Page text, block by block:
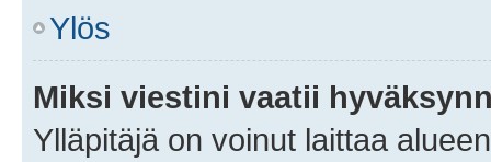
Ylös
Miksi viestini vaatii
Ylläpitäjä on voinut laittaa